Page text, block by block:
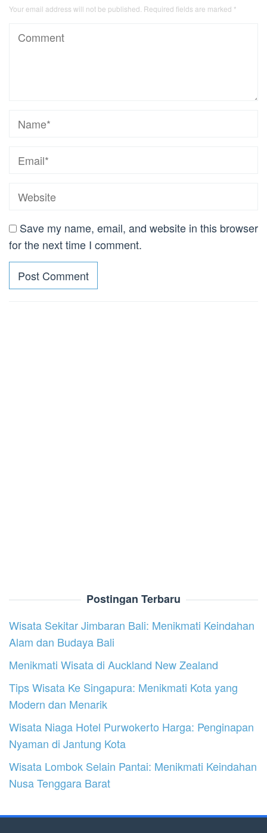
Your email address will not be published. Required fields are marked *
Save my name, email, and website in this browser
for the next time I comment.
Postingan Terbaru
Wisata Sekitar Jimbaran Bali: Menikmati Keindahan
Alam dan Budaya Bali
Menikmati Wisata di Auckland New Zealand
Tips Wisata Ke Singapura: Menikmati Kota yang
Modern dan Menarik
Wisata Niaga Hotel Purwokerto Harga: Penginapan
Nyaman di Jantung Kota
Wisata Lombok Selain Pantai: Menikmati Keindahan
Nusa Tenggara Barat